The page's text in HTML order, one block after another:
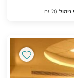
ניהול: 20 ₪